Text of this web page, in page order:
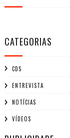
CATEGORIAS
CDS
ENTREVISTA
NOTÍCIAS
VÍDEOS